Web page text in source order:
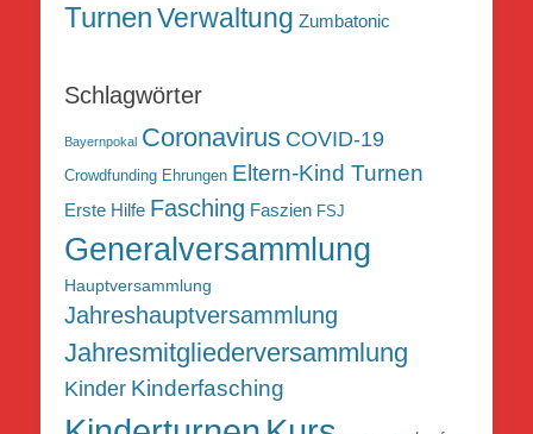
TurnenVerwaltung Zumbatonic
Schlagwörter
Bayernpokal Coronavirus COVID-19
Crowdfunding Ehrungen Eltern-Kind Turnen
Erste Hilfe Fasching Faszien FSJ
Generalversammlung
Hauptversammlung
Jahreshauptversammlung
Jahresmitgliederversammlung
Kinder Kinderfasching